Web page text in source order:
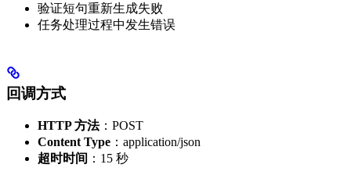
验证短句重新生成失败
任务处理过程中发生错误
回调方式
HTTP 方法：POST
Content Type ：application/json
超时时间 ：15 秒